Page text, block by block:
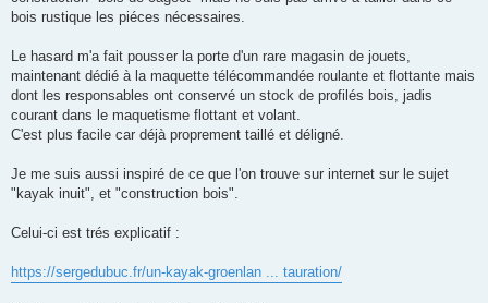
bois rustique les piéces nécessaires.
Le hasard m'a fait pousser la porte d'un rare magasin de jouets,
maintenant dédié à la maquette télécommandée roulante et flottante mais
dont les responsables ont conservé un stock de profilés bois, jadis
courant dans le maquetisme flottant et volant.
C'est plus facile car déjà proprement taillé et déligné.
Je me suis aussi inspiré de ce que l'on trouve sur internet sur le sujet
"kayak inuit", et "construction bois".
Celui-ci est trés explicatif :
https://sergedubuc.fr/un-kayak-groenlan ... tauration/